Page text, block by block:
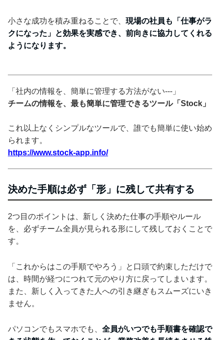
小さな成功を積み重ねることで、 現場の社員も「仕事がラ
クになった」と効果を実感でき、前向きに協力してくれる
ようになります。
「社内の情報を、簡単に管理する方法がない---」
チームの情報を、最も簡単に管理できるツール「Stock」
これ以上なくシンプルなツールで、誰でも簡単に使い始め
られます。
https://www.stock-app.info/
決めた手順は必ず「形」に残して共有する
2つ目のポイントは、新しく決めた仕事の手順やルール
を、必ずチーム全員が見られる形にして残しておくことで
す。
「これからはこの手順でやろう」と口頭で約束しただけで
は、時間が経つにつれて元のやり方に戻ってしまいます。
また、新しく入ってきた人への引き継ぎもスムーズにいき
ません。
パソコンでもスマホでも、 全員がいつでも手順書を確認で